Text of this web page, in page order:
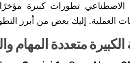
الاصطناعي تطورات كبيرة
العملية. إليك بعض من أبرز
الكبيرة متعددة المهام